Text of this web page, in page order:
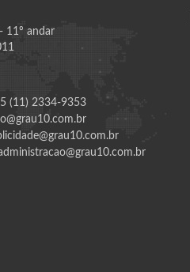
11º andar
(11) 2334-9353